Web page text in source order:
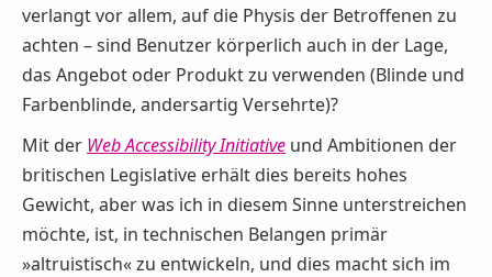
verlangt vor allem, auf die Physis der Betroffenen zu
achten – sind Benutzer körperlich auch in der Lage,
das Angebot oder Produkt zu verwenden (Blinde und
Farbenblinde, andersartig Versehrte)?
Mit der Web Accessibility Initiative und Ambitionen der
britischen Legislative erhält dies bereits hohes
Gewicht, aber was ich in diesem Sinne unterstreichen
möchte, ist, in technischen Belangen primär
»altruistisch« zu entwickeln, und dies macht sich im